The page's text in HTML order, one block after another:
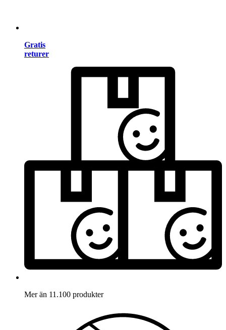
Gratis
returer
Mer än 11.100 produkter